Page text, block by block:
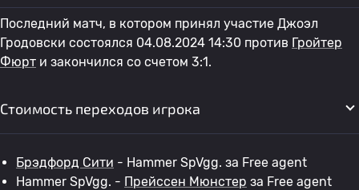
Последний матч, в котором принял участие Джоэл
Гродовски состоялся 04.08.2024 14:30 против Гройтер
Фюрт и закончился со счетом 3:1.
Стоимость переходов игрока
Брэдфорд Сити - Hammer SpVgg. за Free agent
Hammer SpVgg. - Прейссен Мюнстер за Free agent